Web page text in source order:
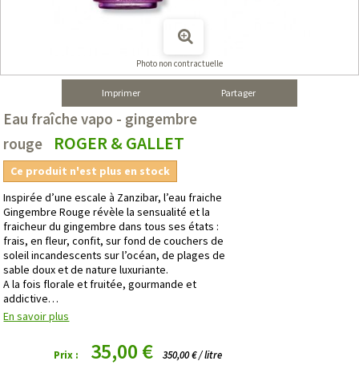
Photo non contractuelle
Imprimer Partager
Eau fraîche vapo - gingembre
rouge
ROGER & GALLET
Ce produit n'est plus en stock
Inspirée d’une escale à Zanzibar, l’eau fraiche
Gingembre Rouge révèle la sensualité et la
fraicheur du gingembre dans tous ses états :
frais, en fleur, confit, sur fond de couchers de
soleil incandescents sur l’océan, de plages de
sable doux et de nature luxuriante.
A la fois florale et fruitée, gourmande et
addictive…
En savoir plus
Prix : 35,00 € 350,00 € / litre